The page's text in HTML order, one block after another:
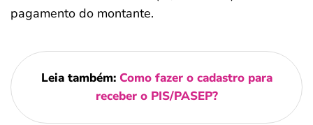
pagamento do montante.
Leia também:Como fazer o cadastro para
receber o PIS/PASEP?